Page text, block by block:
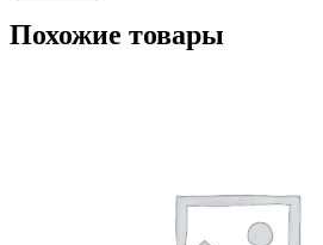
Похожие товары